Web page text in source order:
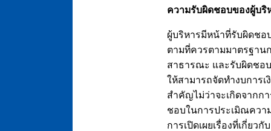
ความรับผิดชอบของผู้บริ
ผู้บริหารมีหน้าที่รับผิดชอ
ตามที่ควรตามมาตรฐาน
สาธารณะ และรับผิดชอ
ให้สามารถจัดทำงบการ
สำคัญไม่ว่าจะเกิดจากก
ชอบในการประเมิณควา
การเปิดเผยเรื่องที่เกี่ยว